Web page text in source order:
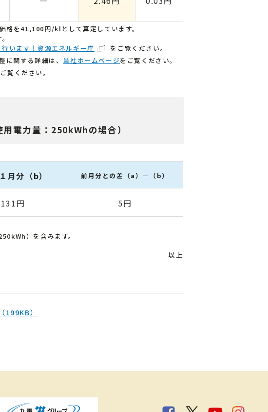
を41,100円/klとして算定しています。
います｜資源エネルギー庁
］をご覧ください。
関する詳細は、 当社ホームページをご覧ください。
覧ください。
電力量：250kWhの場合）
月分（b） 前月分との差（a）－（b）
円 5円
）を含みます。
以上
（199KB）